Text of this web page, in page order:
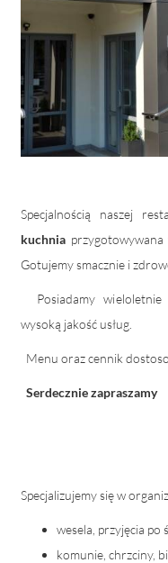
Specjalnością naszej
kuchnia przygotowywana
Gotujemy smacznie i
Posiadamy wieloletnie
wysoką jakość usług.
Menu oraz cennik
Serdecznie zapraszamy
Specjalizujemy się w
wesela, przyjęcia po
komunie, chrzciny,